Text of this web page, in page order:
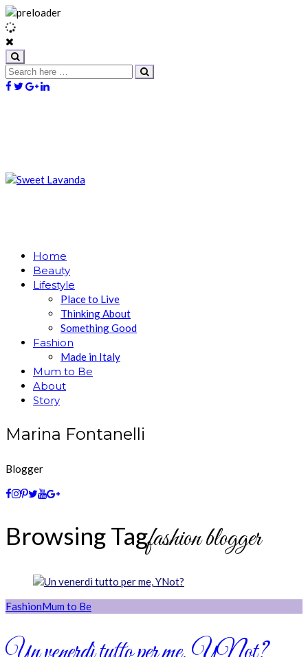
Home
Beauty
Lifestyle
Place to Live
Thinking About
Something Good
Fashion
Made in Italy
Mum to Be
About
Story
Marina Fontanelli
Blogger
Browsing Tagfashion blogger
FashionMum to Be